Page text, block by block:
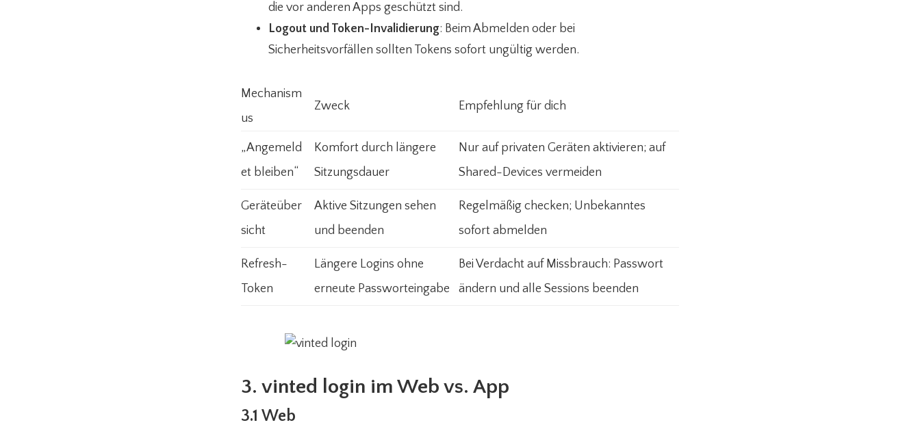
die vor anderen Apps geschützt sind.
Logout und Token-Invalidierung: Beim Abmelden oder bei
Sicherheitsvorfällen sollten Tokens sofort ungültig werden.
Mechanism
us
Zweck Empfehlung für dich
„Angemeld
et bleiben“
Komfort durch längere
Sitzungsdauer
Nur auf privaten Geräten aktivieren; auf
Shared-Devices vermeiden
Geräteüber
sicht
Aktive Sitzungen sehen
und beenden
Regelmäßig checken; Unbekanntes
sofort abmelden
Refresh-
Token
Längere Logins ohne
erneute Passworteingabe
Bei Verdacht auf Missbrauch: Passwort
ändern und alle Sessions beenden
3. vinted login im Web vs. App
3.1 Web